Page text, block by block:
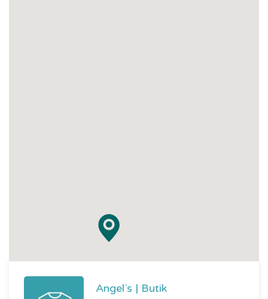
Angel`s | Butik